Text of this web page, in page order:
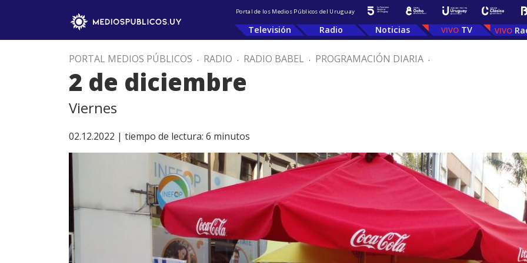
Portal de los Medios Públicos del Uruguay
Televisión Radio Noticias TV
PORTAL MEDIOS PÚBLICOS . RADIO . RADIO BABEL . PROGRAMACIÓN DIARIA .
2 de diciembre
Viernes
02.12.2022 | tiempo de lectura: 6 minutos